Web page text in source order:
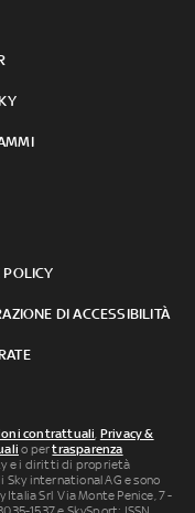
POLICY
DI ACCESSIBILITÀ
contrattuali Privacy &
o pertrasparenza
e i diritti di proprietà
international AG e sono
Srl Via Monte Penice, 7 -